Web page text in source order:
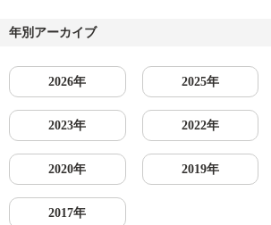
年別アーカイブ
2026年 2025年
2023年 2022年
2020年 2019年
2017年